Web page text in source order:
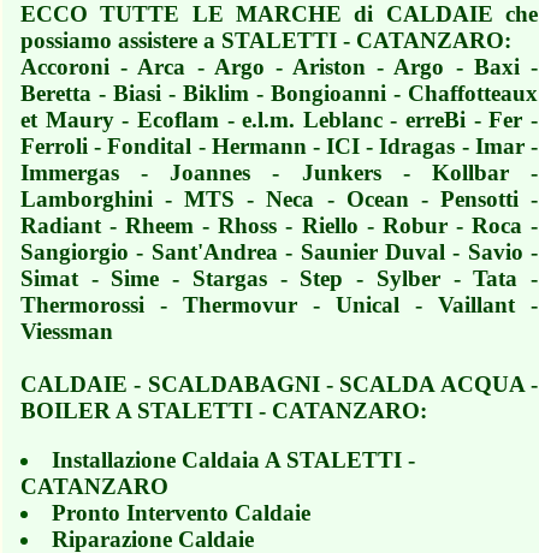
ECCO TUTTE LE MARCHE di CALDAIE che
possiamo assistere a STALETTI - CATANZARO:
Accoroni - Arca - Argo - Ariston - Argo - Baxi -
Beretta - Biasi - Biklim - Bongioanni - Chaffotteaux
et Maury - Ecoflam - e.l.m. Leblanc - erreBi - Fer -
Ferroli - Fondital - Hermann - ICI - Idragas - Imar -
Immergas - Joannes - Junkers - Kollbar -
Lamborghini - MTS - Neca - Ocean - Pensotti -
Radiant - Rheem - Rhoss - Riello - Robur - Roca -
Sangiorgio - Sant'Andrea - Saunier Duval - Savio -
Simat - Sime - Stargas - Step - Sylber - Tata -
Thermorossi - Thermovur - Unical - Vaillant -
Viessman
CALDAIE - SCALDABAGNI - SCALDA ACQUA -
BOILER A STALETTI - CATANZARO:
Installazione Caldaia A STALETTI -
CATANZARO
Pronto Intervento Caldaie
Riparazione Caldaie